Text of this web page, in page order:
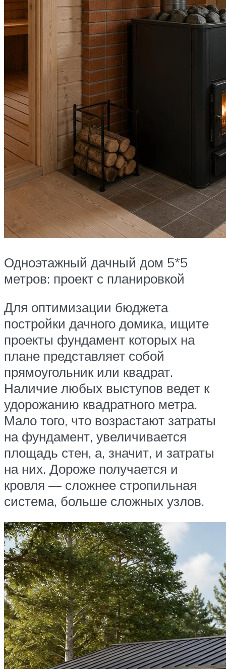
Одноэтажный дачный дом 5*5
метров: проект с планировкой
Для оптимизации бюджета
постройки дачного домика, ищите
проекты фундамент которых на
плане представляет собой
прямоугольник или квадрат.
Наличие любых выступов ведет к
удорожанию квадратного метра.
Мало того, что возрастают затраты
на фундамент, увеличивается
площадь стен, а, значит, и затраты
на них. Дороже получается и
кровля — сложнее стропильная
система, больше сложных узлов.